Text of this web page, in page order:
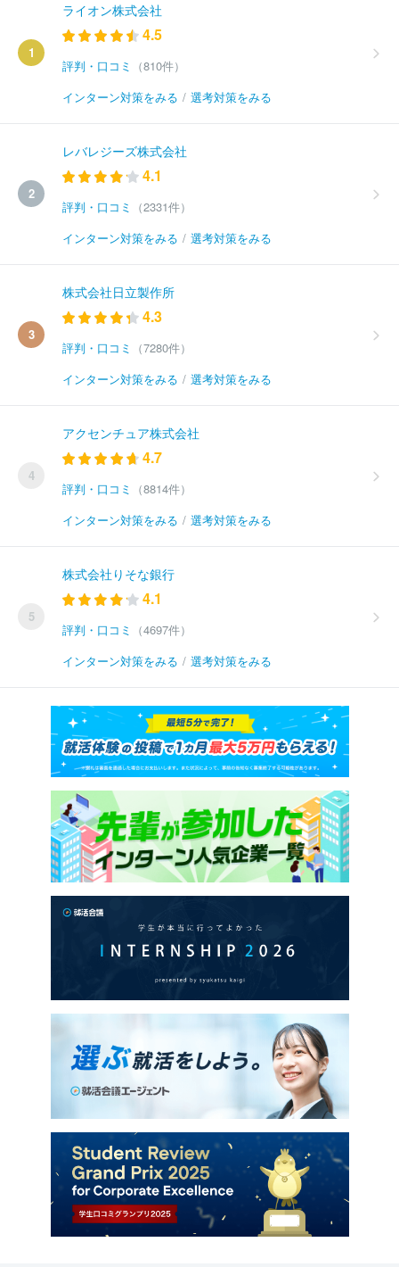
1
ライオン株式会社
4.5
評判・口コミ
（810件）
インターン対策をみる / 選考対策をみる
2
レバレジーズ株式会社
4.1
評判・口コミ
（2331件）
インターン対策をみる / 選考対策をみる
3
株式会社日立製作所
4.3
評判・口コミ
（7280件）
インターン対策をみる / 選考対策をみる
4
アクセンチュア株式会社
4.7
評判・口コミ
（8814件）
インターン対策をみる / 選考対策をみる
5
株式会社りそな銀行
4.1
評判・口コミ
（4697件）
インターン対策をみる / 選考対策をみる